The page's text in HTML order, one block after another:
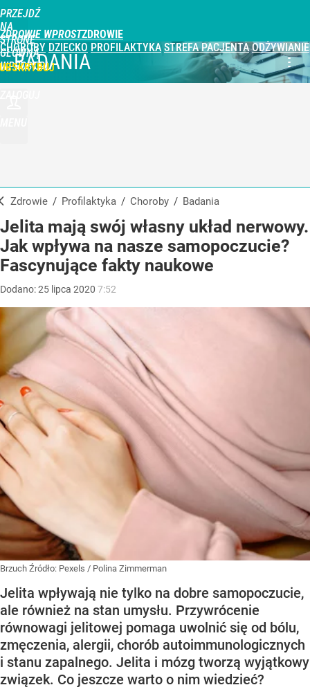
PRZEJDŹ
NA
STRONĘ
GŁÓWNĄ
WPROST.PL
ZDROWIE WPROST
CHOROBY DZIECKO PROFILAKTYKA STREFA PACJENTA ODŻYWIANIE
BADANIA
Zdrowie / Profilaktyka / Choroby / Badania
Jelita mają swój własny układ nerwowy.
Jak wpływa na nasze samopoczucie?
Fascynujące fakty naukowe
Dodano:25 lipca 2020 7:52
Brzuch Źródło: Pexels / Polina Zimmerman
Jelita wpływają nie tylko na dobre samopoczucie,
ale również na stan umysłu. Przywrócenie
równowagi jelitowej pomaga uwolnić się od bólu,
zmęczenia, alergii, chorób autoimmunologicznych
i stanu zapalnego. Jelita i mózg tworzą wyjątkowy
związek. Co jeszcze warto o nim wiedzieć?